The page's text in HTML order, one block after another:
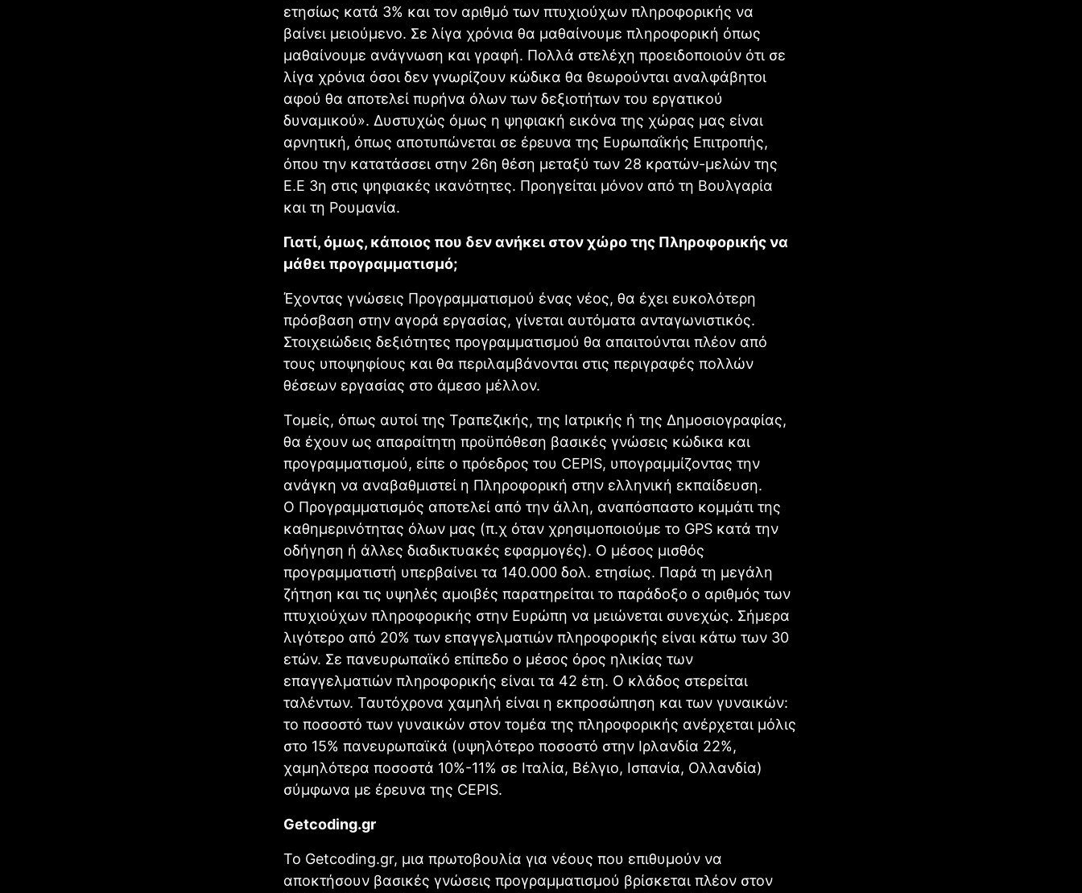
ετησίως κατά 3% και τον αριθμό των πτυχιούχων πληροφορικής να
βαίνει μειούμενο. Σε λίγα χρόνια θα μαθαίνουμε πληροφορική όπως
μαθαίνουμε ανάγνωση και γραφή. Πολλά στελέχη προειδοποιούν ότι σε
λίγα χρόνια όσοι δεν γνωρίζουν κώδικα θα θεωρούνται αναλφάβητοι
αφού θα αποτελεί πυρήνα όλων των δεξιοτήτων του εργατικού
δυναμικού». Δυστυχώς όμως η ψηφιακή εικόνα της χώρας μας είναι
αρνητική, όπως αποτυπώνεται σε έρευνα της Ευρωπαΐκής Επιτροπής,
όπου την κατατάσσει στην 26η θέση μεταξύ των 28 κρατών-μελών της
Ε.Ε 3η στις ψηφιακές ικανότητες. Προηγείται μόνον από τη Βουλγαρία
και τη Ρουμανία.
Γιατί, όμως, κάποιος που δεν ανήκει στον χώρο της Πληροφορικής να
μάθει προγραμματισμό;
Έχοντας γνώσεις Προγραμματισμού ένας νέος, θα έχει ευκολότερη
πρόσβαση στην αγορά εργασίας, γίνεται αυτόματα ανταγωνιστικός.
Στοιχειώδεις δεξιότητες προγραμματισμού θα απαιτούνται πλέον από
τους υποψηφίους και θα περιλαμβάνονται στις περιγραφές πολλών
θέσεων εργασίας στο άμεσο μέλλον.
Τομείς, όπως αυτοί της Τραπεζικής, της Ιατρικής ή της Δημοσιογραφίας,
θα έχουν ως απαραίτητη προϋπόθεση βασικές γνώσεις κώδικα και
προγραμματισμού, είπε ο πρόεδρος του CEPIS, υπογραμμίζοντας την
ανάγκη να αναβαθμιστεί η Πληροφορική στην ελληνική εκπαίδευση.
Ο Προγραμματισμός αποτελεί από την άλλη, αναπόσπαστο κομμάτι της
καθημερινότητας όλων μας (π.χ όταν χρησιμοποιούμε το GPS κατά την
οδήγηση ή άλλες διαδικτυακές εφαρμογές). Ο μέσος μισθός
προγραμματιστή υπερβαίνει τα 140.000 δολ. ετησίως. Παρά τη μεγάλη
ζήτηση και τις υψηλές αμοιβές παρατηρείται το παράδοξο ο αριθμός των
πτυχιούχων πληροφορικής στην Ευρώπη να μειώνεται συνεχώς. Σήμερα
λιγότερο από 20% των επαγγελματιών πληροφορικής είναι κάτω των 30
ετών. Σε πανευρωπαϊκό επίπεδο ο μέσος όρος ηλικίας των
επαγγελματιών πληροφορικής είναι τα 42 έτη. Ο κλάδος στερείται
ταλέντων. Ταυτόχρονα χαμηλή είναι η εκπροσώπηση και των γυναικών:
το ποσοστό των γυναικών στον τομέα της πληροφορικής ανέρχεται μόλις
στο 15% πανευρωπαϊκά (υψηλότερο ποσοστό στην Ιρλανδία 22%,
χαμηλότερα ποσοστά 10%-11% σε Ιταλία, Βέλγιο, Ισπανία, Ολλανδία)
σύμφωνα με έρευνα της CEPIS.
Getcoding.gr
Το Getcoding.gr, μια πρωτοβουλία για νέους που επιθυμούν να
αποκτήσουν βασικές γνώσεις προγραμματισμού βρίσκεται πλέον στον